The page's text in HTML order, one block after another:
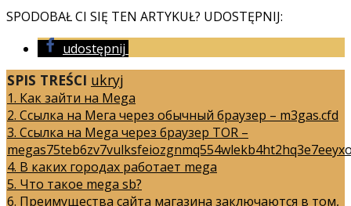
SPODOBAŁ CI SIĘ TEN ARTYKUŁ? UDOSTĘPNIJ:
udostępnij
SPIS TREŚCI ukryj
1. Как зайти на Mega
2. Ссылка на Мега через обычный браузер – m3gas.cfd
3. Ссылка на Mega через браузер TOR –
4. В каких городах работает mega
5. Что такое mega sb?
6. Преимущества сайта магазина заключаются в том,